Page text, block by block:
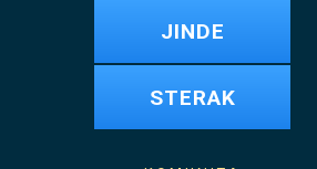
JINDE
STERAK